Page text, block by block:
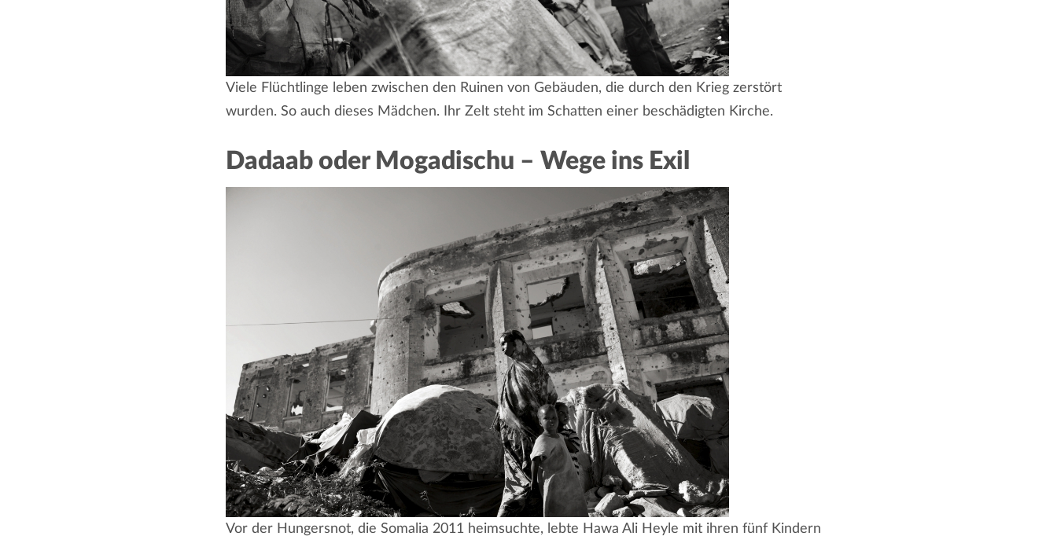
Viele Flüchtlinge leben zwischen den Ruinen von Gebäuden, die durch den Krieg zerstört
wurden. So auch dieses Mädchen. Ihr Zelt steht im Schatten einer beschädigten Kirche.
Dadaab oder Mogadischu – Wege ins Exil
Vor der Hungersnot, die Somalia 2011 heimsuchte, lebte Hawa Ali Heyle mit ihren fünf Kindern